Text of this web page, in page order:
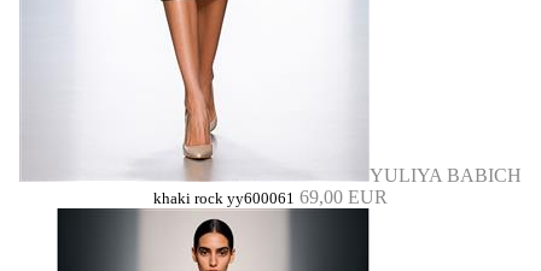
YULIYA BABICH
khaki rock yy600061 69,00 EUR